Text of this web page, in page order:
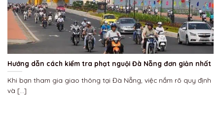
Hướng dẫn cách kiểm tra phạt nguội Đà Nẵng đơn giản nhất
Khi bạn tham gia giao thông tại Đà Nẵng, việc nắm rõ quy định
và [...]